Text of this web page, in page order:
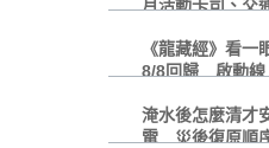
月活動卡司、交
《龍藏經》看一
8/8回歸 啟動線
淹水後怎麼清才
電 災後復原順